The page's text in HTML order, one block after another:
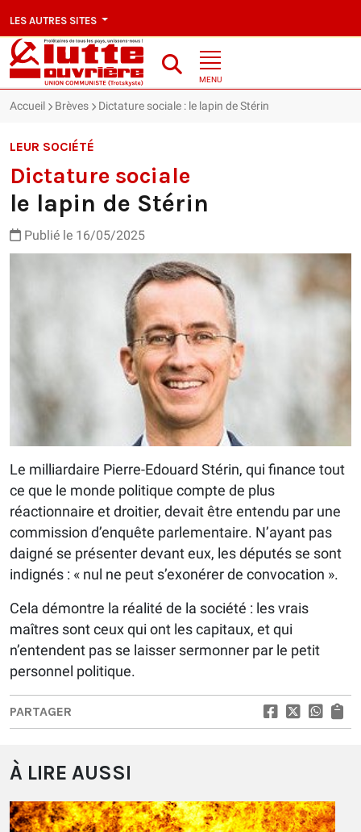
LES AUTRES SITES
MENU
Accueil Brèves Dictature sociale : le lapin de Stérin
LEUR SOCIÉTÉ
Dictature sociale
le lapin de Stérin
Publié le 16/05/2025
Le milliardaire Pierre-Edouard Stérin, qui finance tout
ce que le monde politique compte de plus
réactionnaire et droitier, devait être entendu par une
commission d’enquête parlementaire. N’ayant pas
daigné se présenter devant eux, les députés se sont
indignés : « nul ne peut s’exonérer de convocation ».
Cela démontre la réalité de la société : les vrais
maîtres sont ceux qui ont les capitaux, et qui
n’entendent pas se laisser sermonner par le petit
personnel politique.
PARTAGER
À LIRE AUSSI